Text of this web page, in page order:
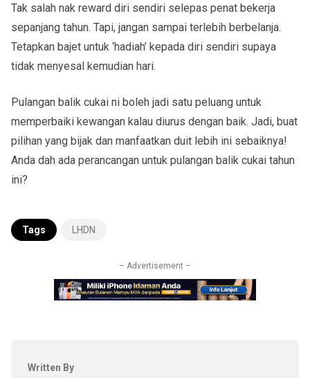
Tak salah nak reward diri sendiri selepas penat bekerja
sepanjang tahun. Tapi, jangan sampai terlebih berbelanja.
Tetapkan bajet untuk ‘hadiah’ kepada diri sendiri supaya
tidak menyesal kemudian hari.
Pulangan balik cukai ni boleh jadi satu peluang untuk
memperbaiki kewangan kalau diurus dengan baik. Jadi, buat
pilihan yang bijak dan manfaatkan duit lebih ini sebaiknya!
Anda dah ada perancangan untuk pulangan balik cukai tahun
ini?
Tags LHDN
– Advertisement –
Written By